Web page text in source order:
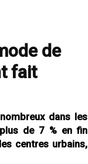
de
fait
dans les
de 7 % en fin
centres urbains,